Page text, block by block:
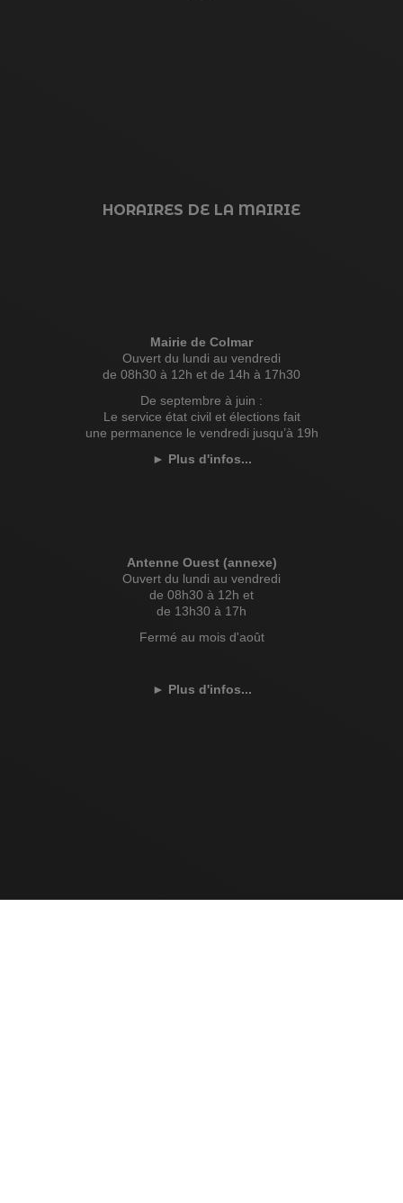
HORAIRES DE LA MAIRIE
Mairie de Colmar
Ouvert du lundi au vendredi
de 08h30 à 12h et de 14h à 17h30
De septembre à juin :
Le service état civil et élections fait
une permanence le vendredi jusqu’à 19h
► Plus d'infos...
Antenne Ouest (annexe)
Ouvert du lundi au vendredi
de 08h30 à 12h et
de 13h30 à 17h
Fermé au mois d'août
► Plus d'infos...